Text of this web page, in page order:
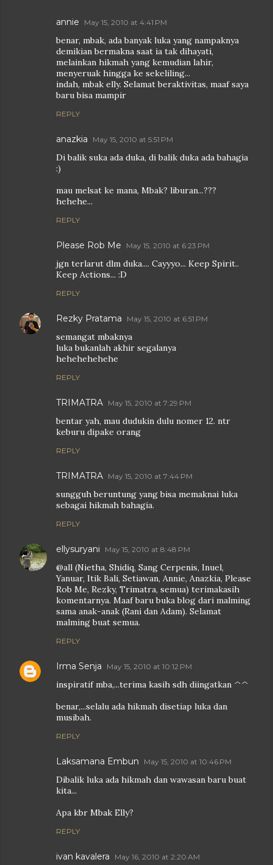
annie May 15, 2010 at 4:41 PM
benar, mbak, ada banyak luka yang nampaknya
demikian bermakna saat ia tak dihayati,
melainkan hikmah yang kemudian lahir,
menyeruak hingga ke sekeliling...
indah, mbak elly. Selamat beraktivitas, maaf saya
baru bisa mampir
REPLY
anazkia May 15, 2010 at 5:51 PM
Di balik suka ada duka, di balik duka ada bahagia
:)
mau melsat ke mana, Mbak? liburan...???
hehehe...
REPLY
Please Rob Me May 15, 2010 at 6:23 PM
jgn terlarut dlm duka.... Cayyyo... Keep Spirit..
Keep Actions... :D
REPLY
Rezky Pratama May 15, 2010 at 6:51 PM
semangat mbaknya
luka bukanlah akhir segalanya
hehehehehehe
REPLY
TRIMATRA May 15, 2010 at 7:29 PM
bentar yah, mau dudukin dulu nomer 12. ntr
keburu dipake orang
REPLY
TRIMATRA May 15, 2010 at 7:44 PM
sungguh beruntung yang bisa memaknai luka
sebagai hikmah bahagia.
REPLY
ellysuryani May 15, 2010 at 8:48 PM
@all (Nietha, Shidiq, Sang Cerpenis, Inuel,
Yanuar, Itik Bali, Setiawan, Annie, Anazkia, Please
Rob Me, Rezky, Trimatra, semua) terimakasih
komentarnya. Maaf baru buka blog dari malming
sama anak-anak (Rani dan Adam). Selamat
malming buat semua.
REPLY
Irma Senja May 15, 2010 at 10:12 PM
inspiratif mba,...terima kasih sdh diingatkan ^^
benar,...selalu ada hikmah disetiap luka dan
musibah.
REPLY
Laksamana Embun May 15, 2010 at 10:46 PM
Dibalik luka ada hikmah dan wawasan baru buat
kita...
Apa kbr Mbak Elly?
REPLY
ivan kavalera May 16, 2010 at 2:20 AM